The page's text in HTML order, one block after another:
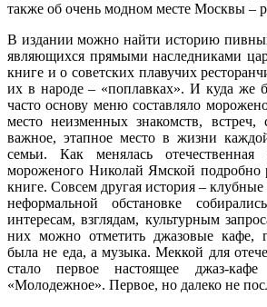
также об очень модном месте Москвы –
В издании можно найти историю
являющихся прямыми наследниками
книге и о советских плавучих
их в народе – «поплавках». И куда же
часто основу меню составляло
место неизменных знакомств, встреч,
важное, этапное место в жизни
семьи. Как менялась отечественная
мороженого Николай Ямской подробно
книге. Совсем другая история –
неформальной обстановке
интересам, взглядам, культурным
них можно отметить джазовые кафе,
была не еда, а музыка. Меккой для
стало первое настоящее джаз-
«Молодежное». Первое, но далеко не